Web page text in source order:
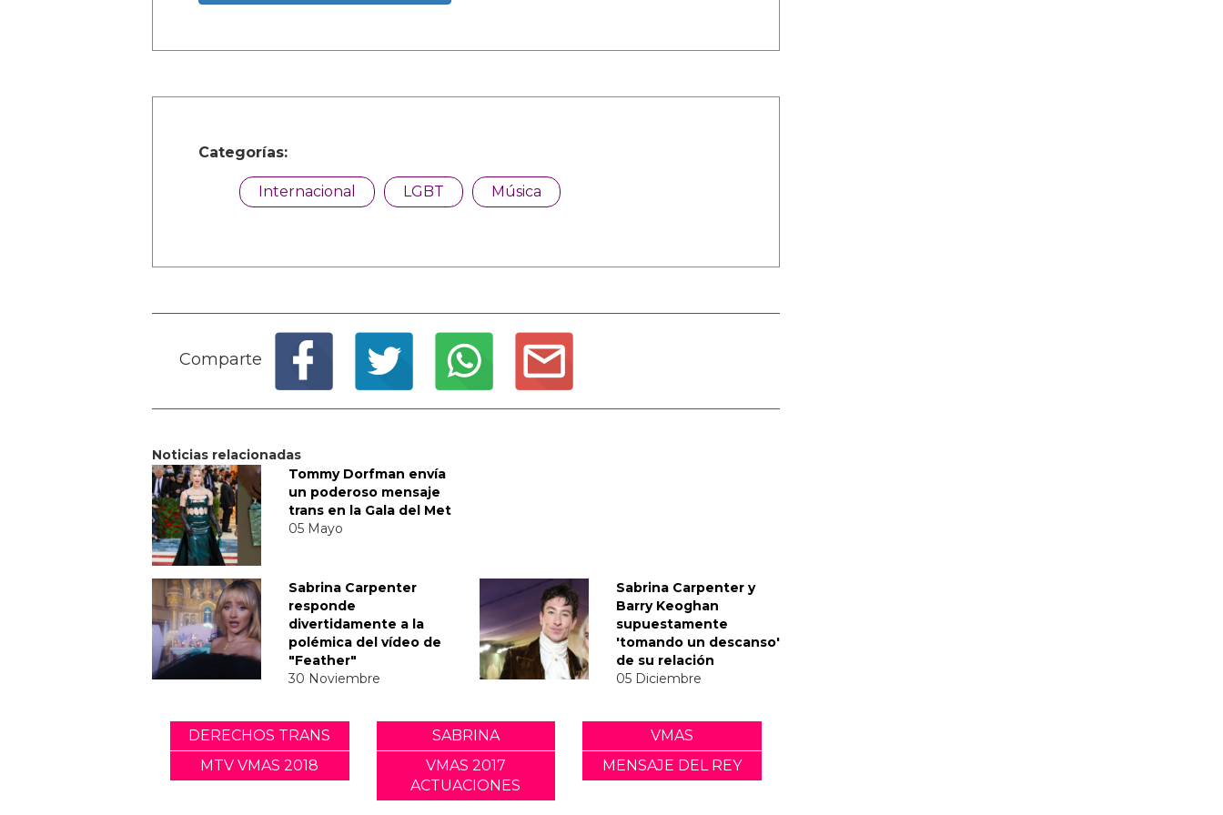
Categorías:
Internacional LGBT Música
Comparte
Noticias relacionadas
Tommy Dorfman envía
un poderoso mensaje
trans en la Gala del Met
05 Mayo
Sabrina Carpenter
responde
divertidamente a la
polémica del vídeo de
"Feather"
30 Noviembre
Sabrina Carpenter y
Barry Keoghan
supuestamente
'tomando un descanso'
de su relación
05 Diciembre
DERECHOS TRANS SABRINA
VMAS
MTV VMAS 2018
VMAS 2017
ACTUACIONES
MENSAJE DEL REY